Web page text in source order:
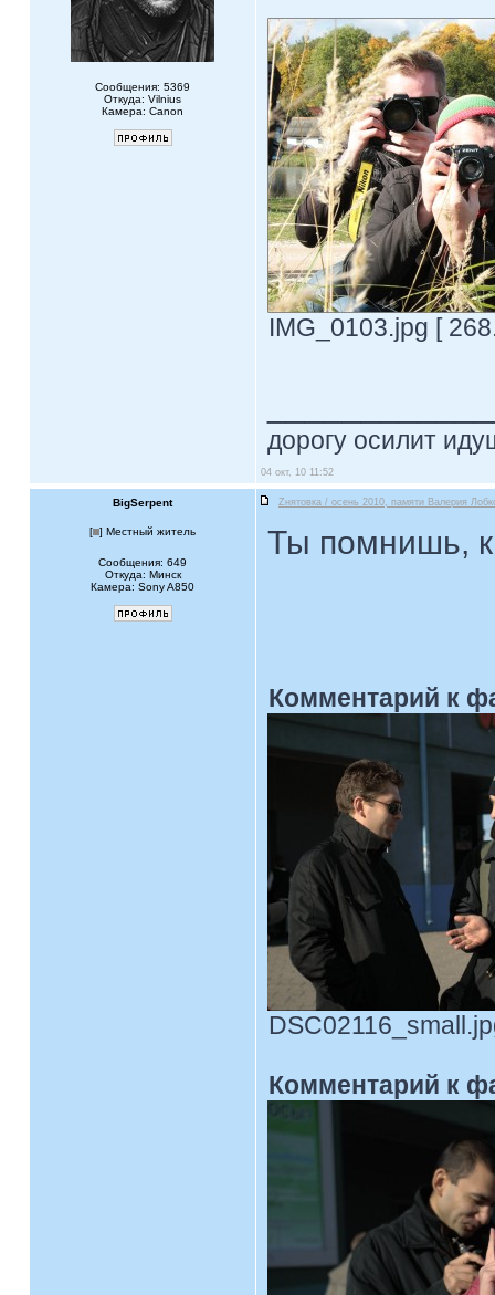
Сообщения: 5369
Откуда: Vilnius
Камера: Canon
IMG_0103.jpg [
дорогу осилит
04 окт, 10 11:52
BigSerpent Zнятовка / осень 2010, памяти Валерия
[ ] Местный житель
Сообщения: 649
Откуда: Минск
Камера: Sony A850
Ты помнишь,
Комментарий к
Комментарий к